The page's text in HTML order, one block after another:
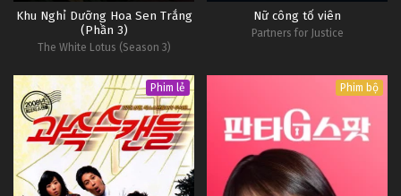
Khu Nghỉ Dưỡng Hoa Sen Trắng
(Phần 3)
The White Lotus (Season 3)
Nữ công tố viên
Partners for Justice
Phim lẻ Phim bộ